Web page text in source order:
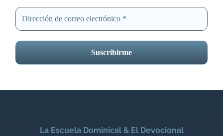
La Escuela Dominical & El Devocional